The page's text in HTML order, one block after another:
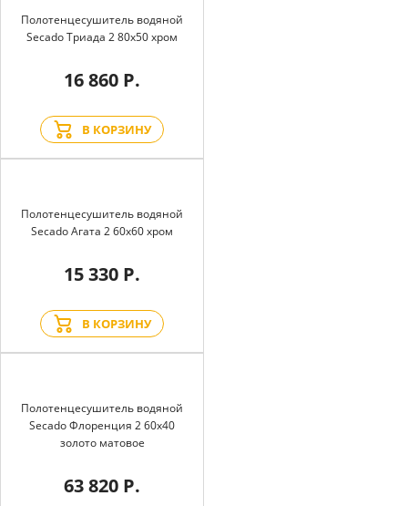
Полотенцесушитель водяной
Secado Триада 2 80x50 хром
16 860 Р.
В КОРЗИНУ
Полотенцесушитель водяной
Secado Агата 2 60x60 хром
15 330 Р.
В КОРЗИНУ
Полотенцесушитель водяной
Secado Флоренция 2 60x40
золото матовое
63 820 Р.